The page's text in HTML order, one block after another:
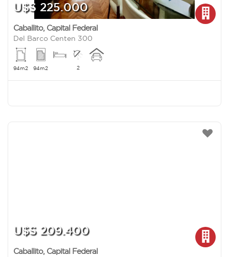
U$S 225.000
Caballito, Capital Federal
Del Barco Centen 300
94m2 94m2 2
U$S 209.400
Caballito, Capital Federal